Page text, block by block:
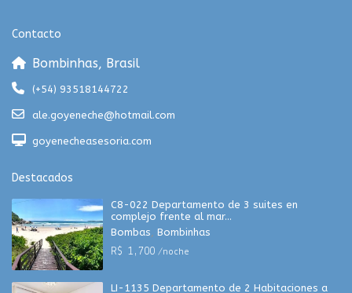
Contacto
Bombinhas, Brasil
(+54) 93518144722
ale.goyeneche@hotmail.com
goyenecheasesoria.com
Destacados
C8-022 Departamento de 3 suites en
complejo frente al mar...
Bombas, Bombinhas
R$ 1,700/noche
LI-1135 Departamento de 2 Habitaciones a